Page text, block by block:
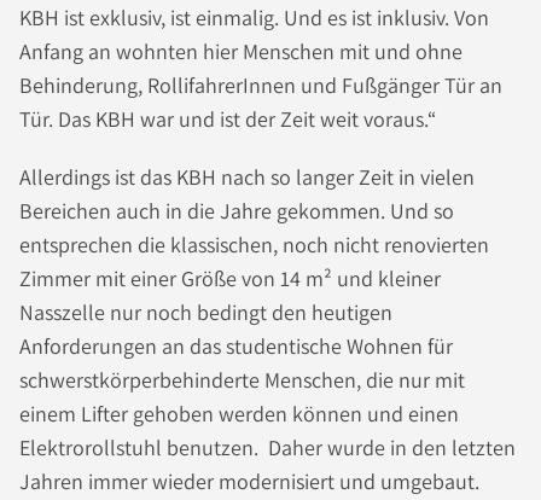
KBH ist exklusiv, ist einmalig. Und es ist inklusiv. Von
Anfang an wohnten hier Menschen mit und ohne
Behinderung, RollifahrerInnen und Fußgänger Tür an
Tür. Das KBH war und ist der Zeit weit voraus.“
Allerdings ist das KBH nach so langer Zeit in vielen
Bereichen auch in die Jahre gekommen. Und so
entsprechen die klassischen, noch nicht renovierten
Zimmer mit einer Größe von 14 m² und kleiner
Nasszelle nur noch bedingt den heutigen
Anforderungen an das studentische Wohnen für
schwerstkörperbehinderte Menschen, die nur mit
einem Lifter gehoben werden können und einen
Elektrorollstuhl benutzen. Daher wurde in den letzten
Jahren immer wieder modernisiert und umgebaut.